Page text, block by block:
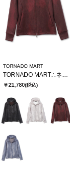
TORNADO MART
￥21,780(税込)